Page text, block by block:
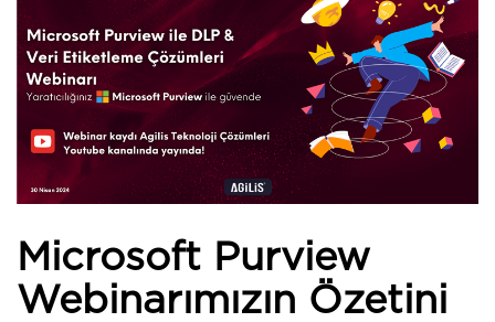
Microsoft Purview
Webinarımızın Özetini